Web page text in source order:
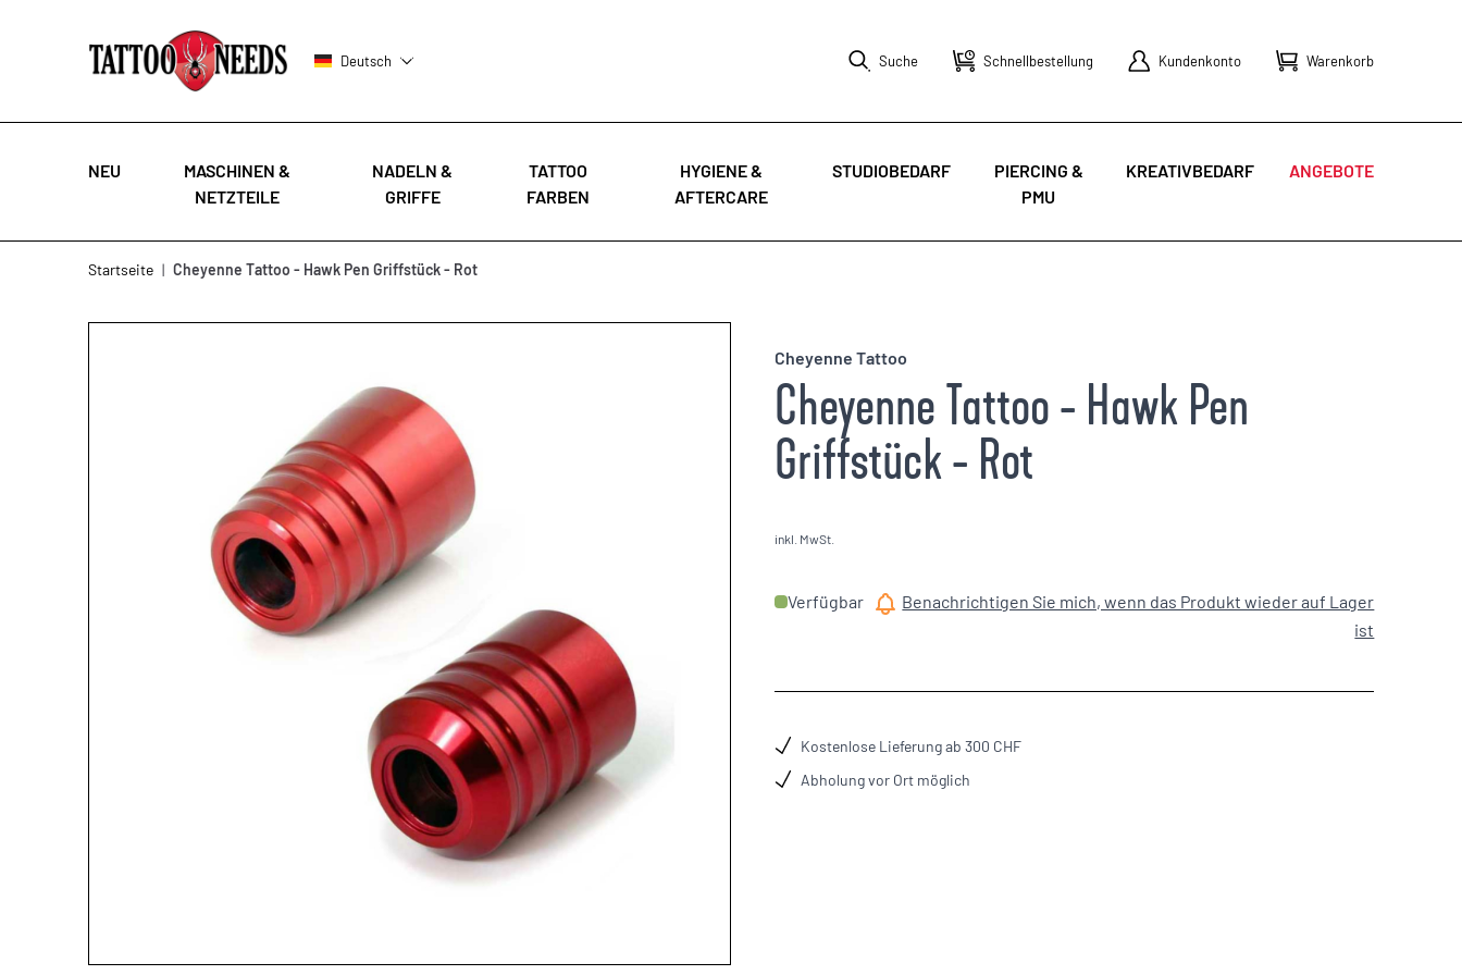
Deutsch Suche Schnellbestellung Kundenkonto Warenkorb
NEU
MASCHINEN &
NETZTEILE
NADELN &
GRIFFE
TATTOO
FARBEN
HYGIENE &
AFTERCARE
STUDIOBEDARF
PIERCING &
PMU
KREATIVBEDARF ANGEBOTE
Startseite | Cheyenne Tattoo - Hawk Pen Griffstück - Rot
Cheyenne Tattoo
Cheyenne Tattoo - Hawk Pen
Griffstück - Rot
inkl. MwSt.
Verfügbar
Benachrichtigen Sie mich, wenn das Produkt wieder auf Lager
ist
Kostenlose Lieferung ab 300 CHF
Abholung vor Ort möglich